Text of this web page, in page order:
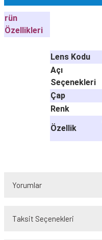
rün
Özellikleri
Lens Kodu
Açı
Seçenekleri
Çap
Renk
Özellik
Yorumlar
Taksit Seçenekleri